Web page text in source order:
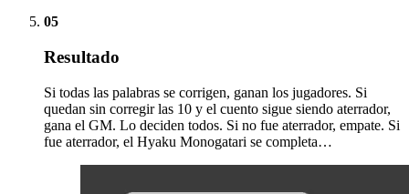
05
Resultado
Si todas las palabras se corrigen, ganan los jugadores. Si
quedan sin corregir las 10 y el cuento sigue siendo aterrador,
gana el GM. Lo deciden todos. Si no fue aterrador, empate. Si
fue aterrador, el Hyaku Monogatari se completa…